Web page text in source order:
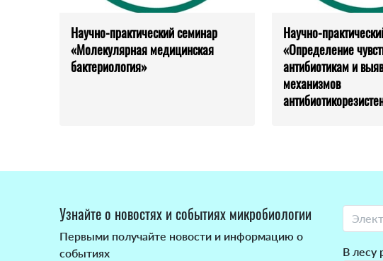
Научно-практический семинар
«Молекулярная медицинская
бактериология»
Научно-
«Определение
антибиотикам и
механизмов
Узнайте о новостях и событиях микробиологии
Первыми получайте новости и информацию о
событиях
В лесу